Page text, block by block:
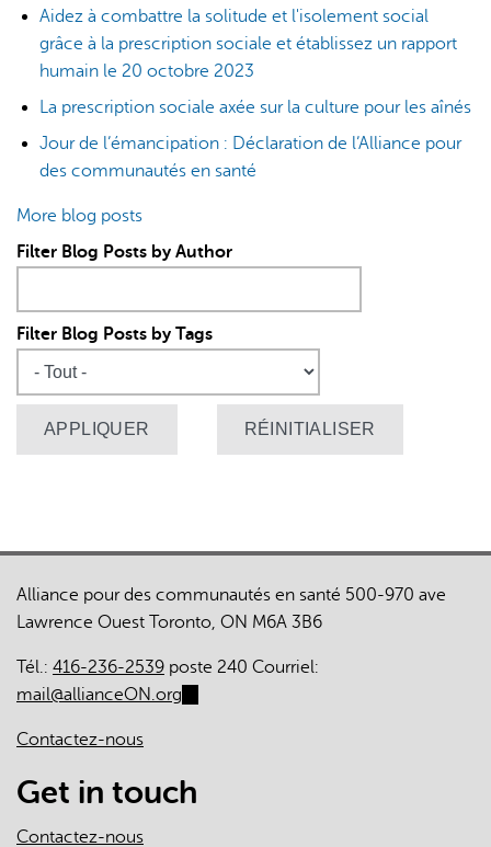
Aidez à combattre la solitude et l'isolement social
grâce à la prescription sociale et établissez un rapport
humain le 20 octobre 2023
La prescription sociale axée sur la culture pour les aînés
Jour de l’émancipation : Déclaration de l’Alliance pour
des communautés en santé
More blog posts
Filter Blog Posts by Author
Filter Blog Posts by Tags
Alliance pour des communautés en santé 500-970 ave
Lawrence Ouest Toronto, ON M6A 3B6
Tél.: 416-236-2539 poste 240 Courriel:
mail@allianceON.org
mail)
Contactez-nous
Get in touch
Contactez-nous